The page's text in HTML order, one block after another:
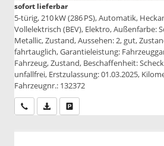
sofort lieferbar
5-türig, 210 kW (286 PS), Automatik,
Vollelektrisch (BEV), Elektro, Außenfarbe:
Metallic, Zustand, Aussehen: 2, gut,
fahrtauglich, Garantieleistung:
Fahrzeug, Zustand, Beschaffenheit:
unfallfrei, Erstzulassung: 01.03.2025,
Fahrzeugnr.: 132372
Wir rufen Sie anPDF-Datei, Fahrzeugexposé